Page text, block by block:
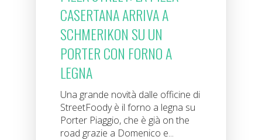
CASERTANA ARRIVA A
SCHMERIKON SU UN
PORTER CON FORNO A
LEGNA
Una grande novità dalle officine di
StreetFoody è il forno a legna su
Porter Piaggio, che è già on the
road grazie a Domenico e...